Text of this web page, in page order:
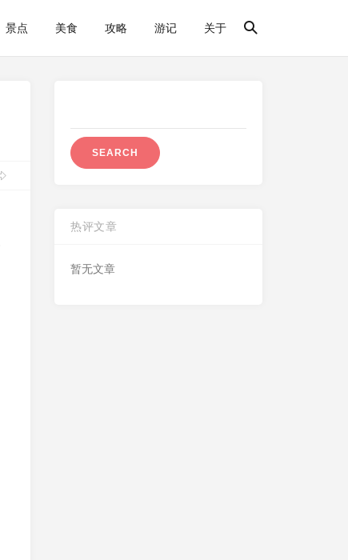
景点 美食 攻略 游记 关于
热评文章
暂无文章